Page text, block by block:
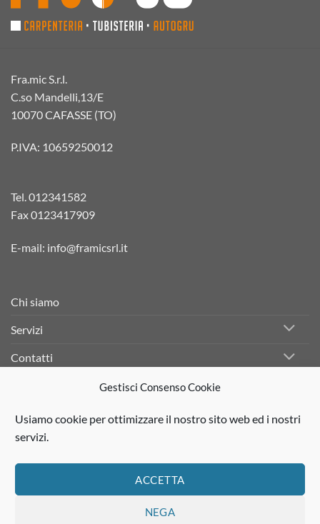
Gestisci Consenso Cookie
Usiamo cookie per ottimizzare il nostro sito web ed i nostri
servizi.
ACCETTA
NEGA
Fra.mic S.r.l.
C.so Mandelli,13/E
10070 CAFASSE (TO)
P.IVA: 10659250012
Tel.012341582
Fax 0123417909
E-mail: info@framicsrl.it
Chi siamo
Servizi
Contatti
PayPal Stripe